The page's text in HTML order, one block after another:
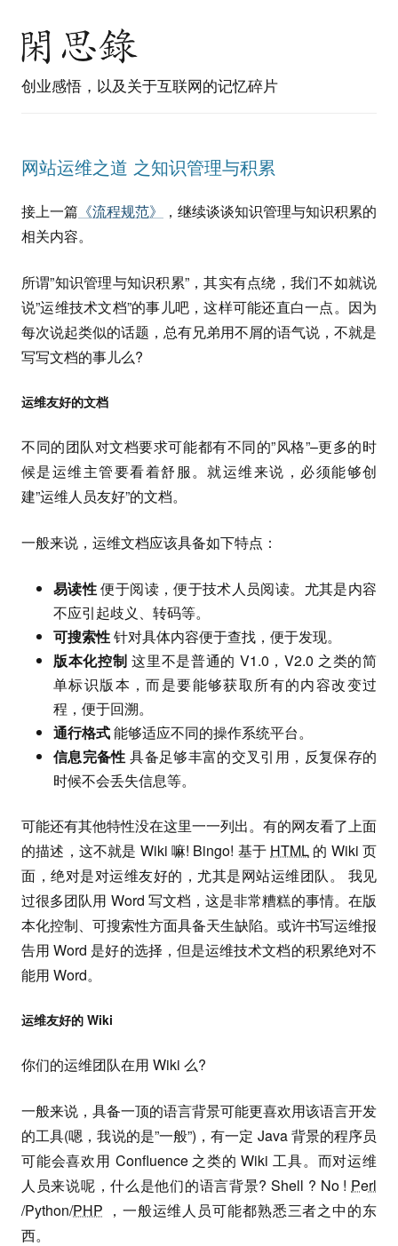
创业感悟，以及关于互联网的记忆碎片
网站运维之道 之知识管理与积累
接上一篇 《流程规范》
，继续谈谈知识管理与知识积累的
相关内容。
所谓”知识管理与知识积累”，其实有点绕，我们不如就说
说”运维技术文档”的事儿吧，这样可能还直白一点。因为
每次说起类似的话题，总有兄弟用不屑的语气说，不就是
写写文档的事儿么?
运维友好的文档
不同的团队对文档要求可能都有不同的”风格”–更多的时
候是运维主管要看着舒服。就运维来说，必须能够创
建”运维人员友好”的文档。
一般来说，运维文档应该具备如下特点：
易读性便于阅读，便于技术人员阅读。尤其是内容
不应引起歧义、转码等。
可搜索性针对具体内容便于查找，便于发现。
版本化控制 这里不是普通的 V1.0，V2.0 之类的简
单标识版本，而是要能够获取所有的内容改变过
程，便于回溯。
通行格式能够适应不同的操作系统平台。
信息完备性 具备足够丰富的交叉引用，反复保存的
时候不会丢失信息等。
可能还有其他特性没在这里一一列出。有的网友看了上面
的描述，这不就是 Wiki 嘛! Bingo! 基于 HTML 的 Wiki 页
面，绝对是对运维友好的，尤其是网站运维团队。 我见
过很多团队用 Word 写文档，这是非常糟糕的事情。在版
本化控制、可搜索性方面具备天生缺陷。或许书写运维报
告用 Word 是好的选择，但是运维技术文档的积累绝对不
能用 Word。
运维友好的 Wiki
你们的运维团队在用 Wiki 么?
一般来说，具备一顶的语言背景可能更喜欢用该语言开发
的工具(嗯，我说的是”一般”)，有一定 Java 背景的程序员
可能会喜欢用 Confluence 之类的 Wiki 工具。而对运维
人员来说呢，什么是他们的语言背景? Shell ? No ! Perl
/Python/PHP ，一般运维人员可能都熟悉三者之中的东
西。